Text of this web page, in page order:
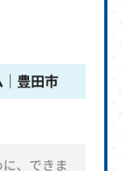
豊田市